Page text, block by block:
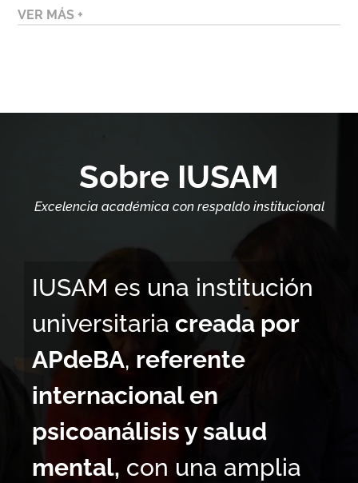
VER MÁS +
Sobre IUSAM
Excelencia académica con respaldo institucional
IUSAM es una institución
universitaria creada por
APdeBA, referente
internacional en
psicoanálisis y salud
mental, con una amplia